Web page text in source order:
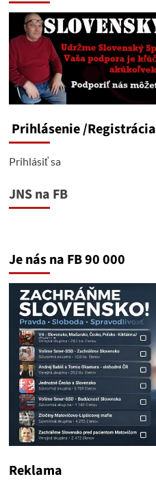
Prihlásenie/Registrácia
Prihlásiť sa
JNS na FB
Je nás na FB 90 000
Reklama